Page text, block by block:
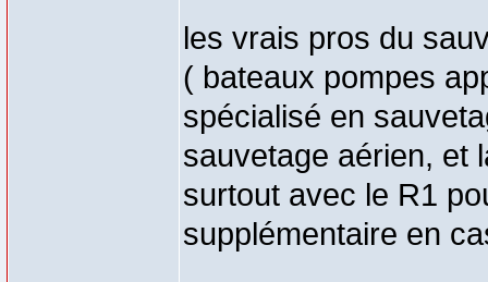
les vrais pros du
( bateaux pompes
spécialisé en
sauvetage aérien, et
surtout avec le R1
supplémentaire en